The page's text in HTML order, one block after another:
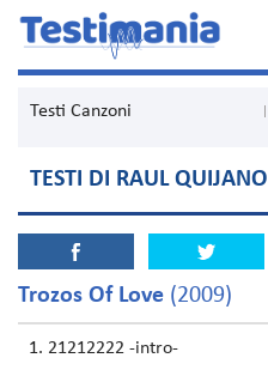
Testi Canzoni
TESTI DI RAUL QUIJANO
Trozos Of Love (2009)
21212222 -intro-